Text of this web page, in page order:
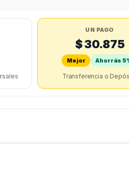
UN PAGO
$ 30.875
Mejor Ahorrás
Transferencia o